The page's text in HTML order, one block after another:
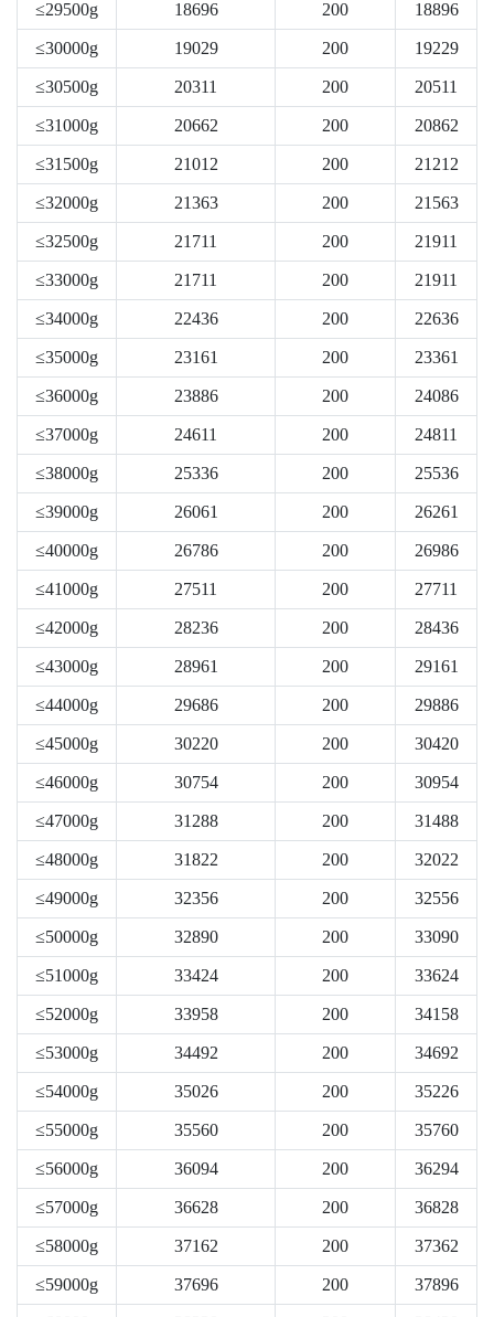
≤29500g 18696 200 18896
≤30000g 19029 200 19229
≤30500g 20311 200 20511
≤31000g 20662 200 20862
≤31500g 21012 200 21212
≤32000g 21363 200 21563
≤32500g 21711 200 21911
≤33000g 21711 200 21911
≤34000g 22436 200 22636
≤35000g 23161 200 23361
≤36000g 23886 200 24086
≤37000g 24611 200 24811
≤38000g 25336 200 25536
≤39000g 26061 200 26261
≤40000g 26786 200 26986
≤41000g 27511 200 27711
≤42000g 28236 200 28436
≤43000g 28961 200 29161
≤44000g 29686 200 29886
≤45000g 30220 200 30420
≤46000g 30754 200 30954
≤47000g 31288 200 31488
≤48000g 31822 200 32022
≤49000g 32356 200 32556
≤50000g 32890 200 33090
≤51000g 33424 200 33624
≤52000g 33958 200 34158
≤53000g 34492 200 34692
≤54000g 35026 200 35226
≤55000g 35560 200 35760
≤56000g 36094 200 36294
≤57000g 36628 200 36828
≤58000g 37162 200 37362
≤59000g 37696 200 37896